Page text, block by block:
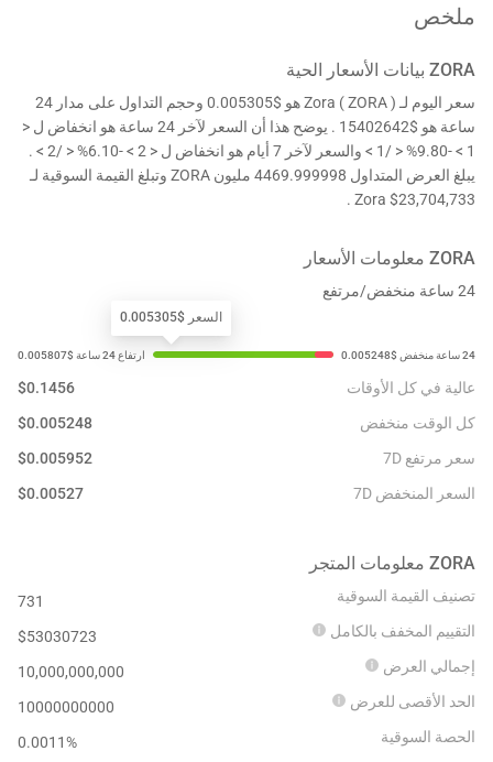
ملخص
ZORA بيانات الأسعار الحية
سعر اليوم لـ Zora ( ZORA ) هو $0.005305 وحجم التداول على مدار 24
ساعة هو $15402642 . يوضح هذا أن السعر لآخر 24 ساعة هو انخفاض ل <
1 > -9.80% < /1 > والسعر لآخر 7 أيام هو انخفاض ل < 2 > -6.10% < /2 > .
يبلغ العرض المتداول 4469.999998 مليون ZORA وتبلغ القيمة السوقية لـ
Zora $23,704,733 .
ZORA معلومات الأسعار
24 ساعة منخفض/مرتفع
السعر $0.005305
عالية في كل الأوقات $0.1456
كل الوقت منخفض
$0.005248
سعر مرتفع 7D
$0.005952
السعر المنخفض 7D
$0.00527
ZORA معلومات المتجر
تصنيف القيمة السوقية
731
التقييم المخفف بالكامل
$53030723
إجمالي العرض
10,000,000,000
الحد الأقصى للعرض
10000000000
الحصة السوقية
0.0011%